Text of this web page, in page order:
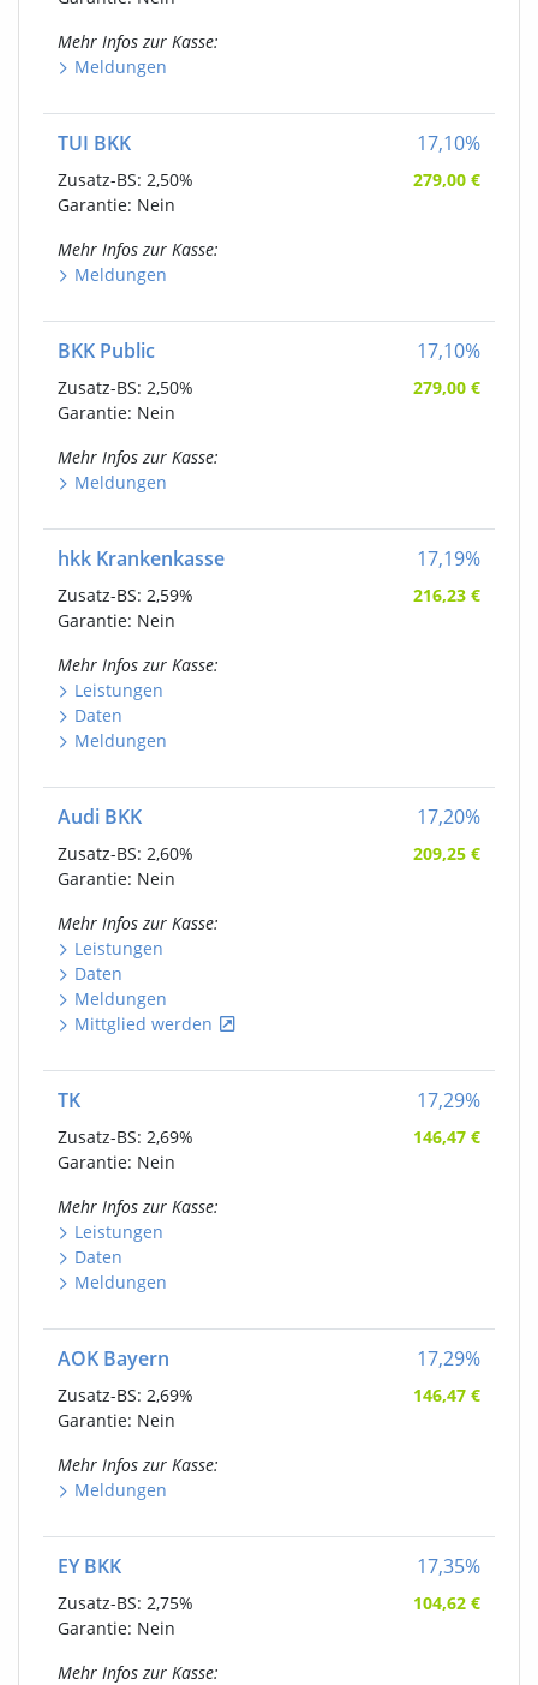
Mehr Infos zur Kasse:
Meldungen
TUI BKK
Zusatz-BS: 2,50%
Garantie: Nein
Mehr Infos zur Kasse:
Meldungen
17,10%
279,00 €
BKK Public
Zusatz-BS: 2,50%
Garantie: Nein
Mehr Infos zur Kasse:
Meldungen
17,10%
279,00 €
hkk Krankenkasse
Zusatz-BS: 2,59%
Garantie: Nein
Mehr Infos zur Kasse:
Leistungen
Daten
Meldungen
17,19%
216,23 €
Audi BKK
Zusatz-BS: 2,60%
Garantie: Nein
Mehr Infos zur Kasse:
Leistungen
Daten
Meldungen
Mittglied werden
17,20%
209,25 €
TK
Zusatz-BS: 2,69%
Garantie: Nein
Mehr Infos zur Kasse:
Leistungen
Daten
Meldungen
17,29%
146,47 €
AOK Bayern
Zusatz-BS: 2,69%
Garantie: Nein
Mehr Infos zur Kasse:
Meldungen
17,29%
146,47 €
EY BKK
Zusatz-BS: 2,75%
Garantie: Nein
Mehr Infos zur Kasse:
17,35%
104,62 €